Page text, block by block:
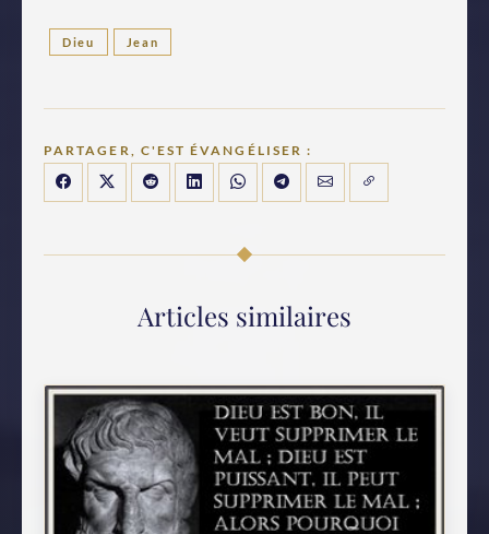
Dieu Jean
PARTAGER, C'EST ÉVANGÉLISER :
Articles similaires